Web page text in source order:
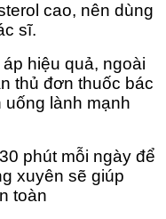
cao, nên dùng
sĩ.
hiệu quả, ngoài
thủ đơn thuốc bác
uống lành mạnh
phút mỗi ngày để
xuyên sẽ giúp
toàn